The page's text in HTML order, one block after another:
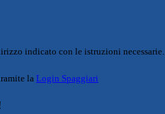
indicato con le istruzioni necessarie.
la Login Spaggiari